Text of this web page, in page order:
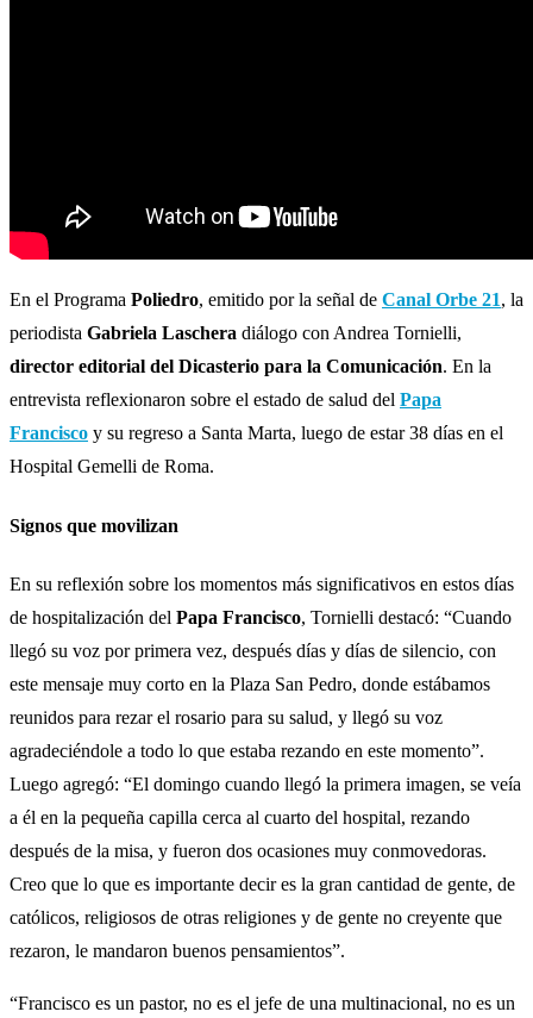
En el Programa Poliedro, emitido por la señal de Canal Orbe 21, la
periodista Gabriela Laschera diálogo con Andrea Tornielli,
director editorial del Dicasterio para la Comunicación. En la
entrevista reflexionaron sobre el estado de salud del Papa
Francisco y su regreso a Santa Marta, luego de estar 38 días en el
Hospital Gemelli de Roma.
Signos que movilizan
En su reflexión sobre los momentos más significativos en estos días
de hospitalización del Papa Francisco, Tornielli destacó: “Cuando
llegó su voz por primera vez, después días y días de silencio, con
este mensaje muy corto en la Plaza San Pedro, donde estábamos
reunidos para rezar el rosario para su salud, y llegó su voz
agradeciéndole a todo lo que estaba rezando en este momento”.
Luego agregó: “El domingo cuando llegó la primera imagen, se veía
a él en la pequeña capilla cerca al cuarto del hospital, rezando
después de la misa, y fueron dos ocasiones muy conmovedoras.
Creo que lo que es importante decir es la gran cantidad de gente, de
católicos, religiosos de otras religiones y de gente no creyente que
rezaron, le mandaron buenos pensamientos”.
“Francisco es un pastor, no es el jefe de una multinacional, no es un